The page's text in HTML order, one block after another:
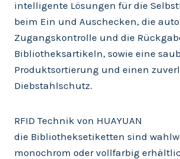
intelligente Lösungen für die
beim Ein und Auschecken, die
Zugangskontrolle und die
Bibliotheksartikeln, sowie eine
Produktsortierung und einen
Diebstahlschutz.
RFID Technik von HUAYUAN
die Bibliotheksetiketten sind
monochrom oder vollfarbig